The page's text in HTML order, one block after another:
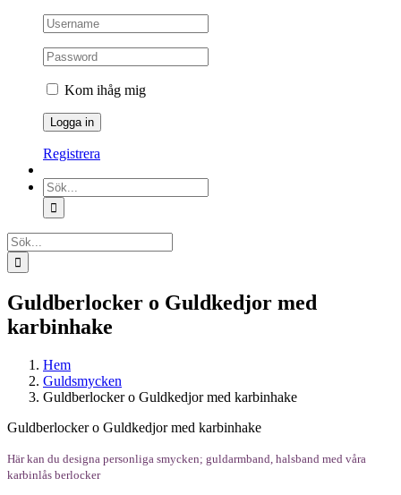
Kom ihåg mig
Registrera
Sök
efter:
Sök
efter:
Guldberlocker o Guldkedjor med
karbinhake
Hem
Guldsmycken
Guldberlocker o Guldkedjor med karbinhake
Guldberlocker o Guldkedjor med karbinhake
Här kan du designa personliga smycken; guldarmband, halsband med våra
karbinlås berlocker